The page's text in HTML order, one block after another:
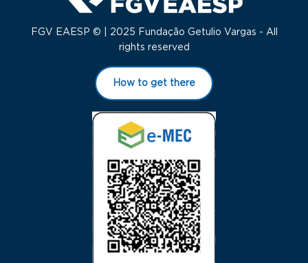
FGV EAESP © | 2025 Fundação Getulio Vargas - All
rights reserved
How to get there